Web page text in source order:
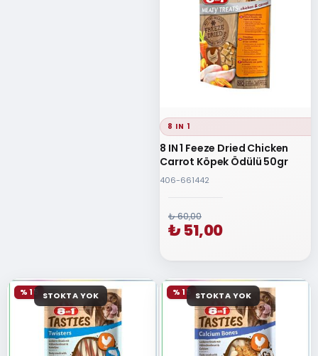
8 IN 1
8 IN 1 Feeze Dried Chicken
Carrot Köpek Ödülü 50gr
406-661442
₺ 60,00
₺ 51,00
STOKTA YOK
% 15 STOKTA YOK
% 15